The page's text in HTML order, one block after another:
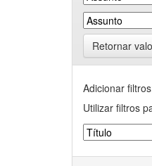
Retornar
Adicionar
Utilizar filtros